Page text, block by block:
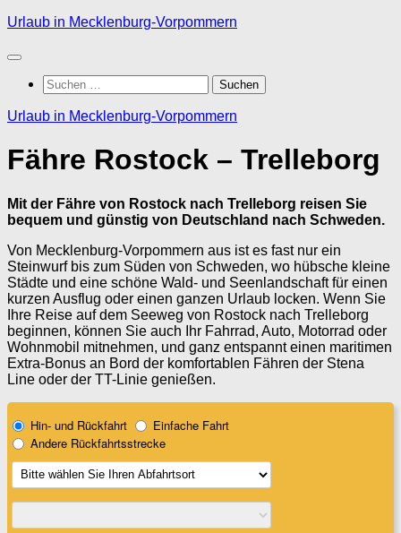
Zum
springen
Urlaub in Mecklenburg-Vorpommern
Suchen
nach:
Urlaub in Mecklenburg-Vorpommern
Fähre Rostock – Trelleborg
Mit der Fähre von Rostock nach Trelleborg reisen Sie
bequem und günstig von Deutschland nach Schweden.
Von Mecklenburg-Vorpommern aus ist es fast nur ein
Steinwurf bis zum Süden von Schweden, wo hübsche kleine
Städte und eine schöne Wald- und Seenlandschaft für einen
kurzen Ausflug oder einen ganzen Urlaub locken. Wenn Sie
Ihre Reise auf dem Seeweg von Rostock nach Trelleborg
beginnen, können Sie auch Ihr Fahrrad, Auto, Motorrad oder
Wohnmobil mitnehmen, und ganz entspannt einen maritimen
Extra-Bonus an Bord der komfortablen Fähren der Stena
Line oder der TT-Linie genießen.